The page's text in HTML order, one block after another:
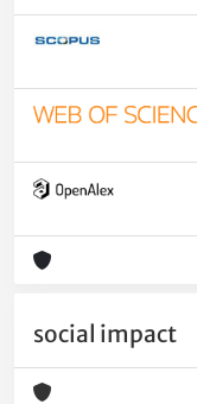
social impact